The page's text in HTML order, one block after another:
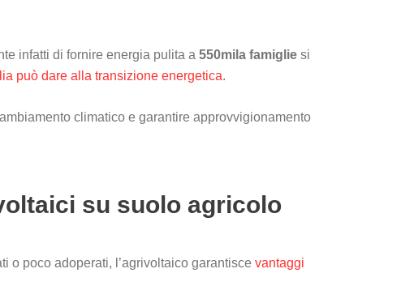
infatti di fornire energia pulita a 550mila famiglie si
può dare alla transizione energetica.
climatico e garantire approvvigionamento
su suolo agricolo
o poco adoperati, l’agrivoltaico garantisce vantaggi